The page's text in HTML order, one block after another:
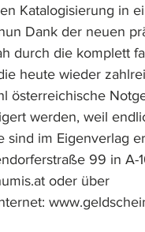
Katalogisierung in
Dank der neuen
durch die komplett
heute wieder
österreichische
werden, weil
sind im Eigenverlag
99 in A-
oder über